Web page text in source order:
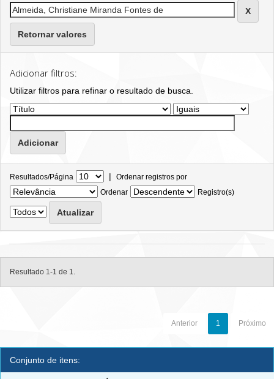
Retornar valores
Adicionar filtros:
Utilizar filtros para refinar o resultado de busca.
Resultados/Página | Ordenar registros por
Ordenar
Registro(s)
Resultado 1-1 de 1.
Anterior 1 Próximo
Conjunto de itens: